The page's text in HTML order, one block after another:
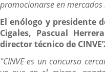
promocionarse en mercados
El enólogo y presidente
Cigales, Pascual
director técnico de
"CINVE es un concurso